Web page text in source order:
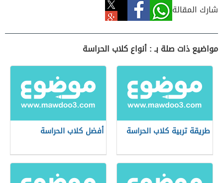
شارك المقالة
مواضيع ذات صلة بـ : أنواع كلاب الحراسة
طريقة تربية كلاب الحراسة أفضل كلاب الحراسة